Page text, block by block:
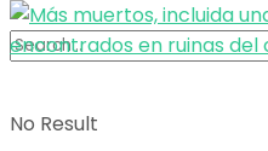
No Result